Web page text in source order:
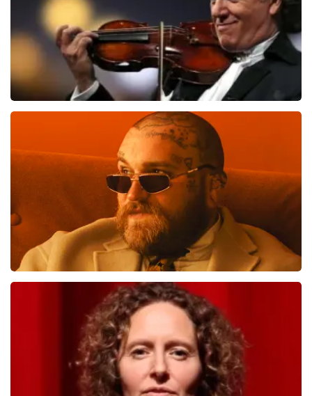
laatste 30 minuten
BESTEL NU
Teddy Swims
laatste 30 minuten
BESTEL NU